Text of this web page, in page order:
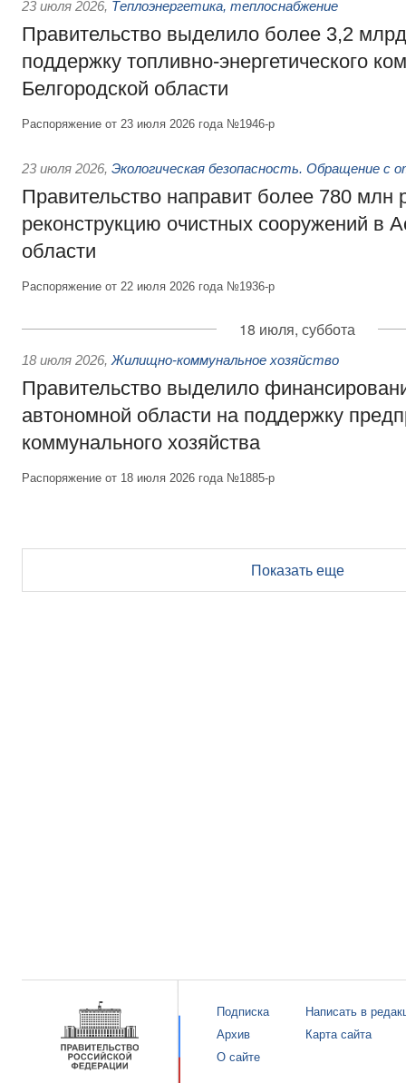
23 июля 2026, Теплоэнергетика, теплоснабжение
Правительство выделило более 3,2
поддержку топливно-энергетического
Белгородской области
Распоряжение от 23 июля 2026 года №1946-р
23 июля 2026, Экологическая безопасность. Обращение с
Правительство направит более 780 млн
реконструкцию очистных сооружений в
области
Распоряжение от 22 июля 2026 года №1936-р
18 июля, суббота
18 июля 2026, Жилищно-коммунальное хозяйство
Правительство выделило
автономной области на поддержку
коммунального хозяйства
Распоряжение от 18 июля 2026 года №1885-р
Показать еще
Подписка
Архив
О сайте
Написать в
Карта сайта